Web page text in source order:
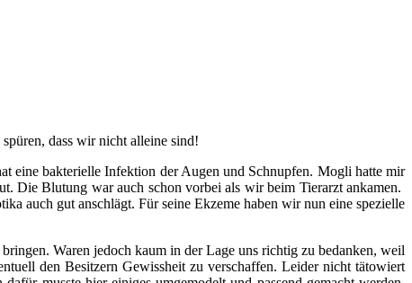
dass wir nicht alleine sind!
eine bakterielle Infektion der Augen und Schnupfen. Mogli hatte mir
Die Blutung war auch schon vorbei als wir beim Tierarzt ankamen.
auch gut anschlägt. Für seine Ekzeme haben wir nun eine spezielle
Waren jedoch kaum in der Lage uns richtig zu bedanken, weil
den Besitzern Gewissheit zu verschaffen. Leider nicht tätowiert